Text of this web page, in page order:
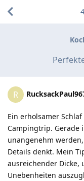
4
R
Ein erholsamer
Campingtrip. Gerade
unangenehm
Details denkt. Mein
ausreichender Dicke,
Unebenheiten